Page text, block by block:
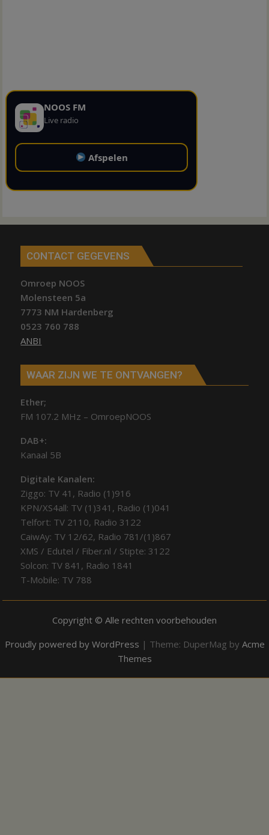
NOOS FM
Live radio
Afspelen
CONTACT GEGEVENS
Omroep NOOS
Molensteen 5a
7773 NM Hardenberg
0523 760 788
ANBI
WAAR ZIJN WE TE ONTVANGEN?
Ether;
FM 107.2 MHz – OmroepNOOS
DAB+:
Kanaal 5B
Digitale Kanalen:
Ziggo: TV 41, Radio (1)916
KPN/XS4all: TV (1)341, Radio (1)041
Telfort: TV 2110, Radio 3122
CaiwAy: TV 12/62, Radio 781/(1)867
XMS / Edutel / Fiber.nl / Stipte: 3122
Solcon: TV 841, Radio 1841
T-Mobile: TV 788
Copyright © Alle rechten voorbehouden
Proudly powered by WordPress | Theme: DuperMag by Acme
Themes